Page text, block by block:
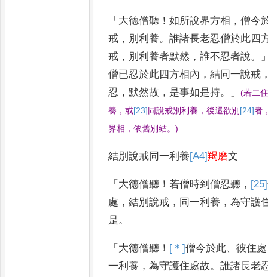
「 大德僧聽 ！如所說界方相 ，僧今
戒 ， 別利養。誰諸長老忍僧於此四
戒 ， 別利養者默然 ，誰不忍者說。
僧已忍於此四方相內 ，結同一說戒
忍 ，默然故 ， 是事如是持。」(若二
養 ，或[23]同說戒別利養 ，後還欲別 [24]者
界相 ，依舊別結。)
結別說戒同一利養[A4]羯磨文
「 大德僧聽 ！ 若僧時到僧忍聽 ， [25]
處 ，結別說戒 ， 同一利養 ，為守護
是。
「 大德僧聽 ！ [＊]僧今於此、彼住處
一利養 ，為守護住處故。誰諸長老